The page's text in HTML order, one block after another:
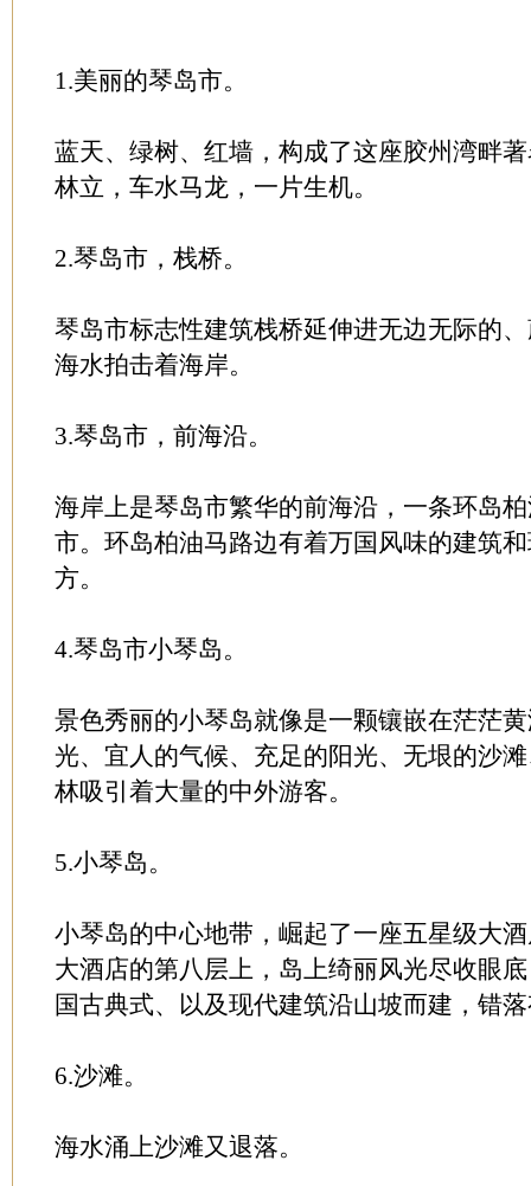
1.美丽的琴岛市。
蓝天、绿树、红墙，构成了这座胶州湾畔
林立，车水马龙，一片生机。
2.琴岛市，栈桥。
琴岛市标志性建筑栈桥延伸进无边无际的
海水拍击着海岸。
3.琴岛市，前海沿。
海岸上是琴岛市繁华的前海沿，一条环岛
市。环岛柏油马路边有着万国风味的建筑
方。
4.琴岛市小琴岛。
景色秀丽的小琴岛就像是一颗镶嵌在茫茫
光、宜人的气候、充足的阳光、无垠的沙
林吸引着大量的中外游客。
5.小琴岛。
小琴岛的中心地带，崛起了一座五星级大
大酒店的第八层上，岛上绮丽风光尽收眼
国古典式、以及现代建筑沿山坡而建，错
6.沙滩。
海水涌上沙滩又退落。